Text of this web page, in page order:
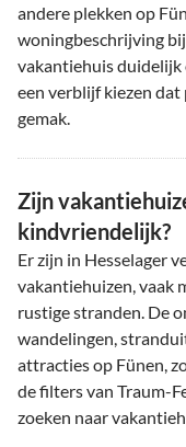
andere plekken op
woningbeschrijving
vakantiehuis duidelijk
een verblijf kiezen
gemak.
Zijn
kindvriendelijk?
Er zijn in Hesselager
vakantiehuizen, vaak
rustige stranden. De
wandelingen,
attracties op Fünen,
de filters van Traum-
zoeken naar